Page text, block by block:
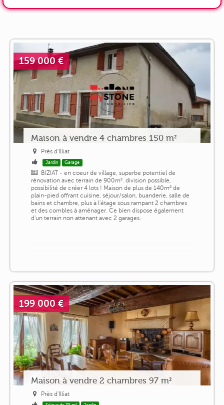
159 000 €
Maison à vendre 4 chambres 150 m²
Près d'Illiat
Jardin Garage
BIZIAT - en coeur de village, superbe potentiel de
rénovation avec terrain de 900m². division possible,
possibilité de créer 4 lots ! Maison de plus de 140m² de
plain-pied offrant cuisine, séjour/salon, buanderie, salle de
bains et chambre, plus à l'étage sous rampant 2 chambres
et des combles à aménager. Ce bien dispose également
d'un terrain non attenant avec 2 garages.
199 000 €
Maison à vendre 2 chambres 97 m²
Près d'Illiat